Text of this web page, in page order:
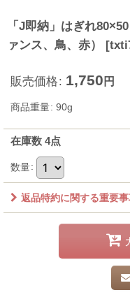
「J即納」はぎれ
ァンス、鳥、赤）
[
販売価格: 1,750 円
商品重量: 90g
在庫数 4点
数量:
返品特約に関する重要